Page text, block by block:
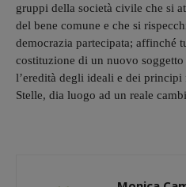
gruppi della società civile che si
del bene comune e che si
democrazia partecipata; affinché
costituzione di un nuovo
l’eredità degli ideali e dei
Stelle, dia luogo ad un reale